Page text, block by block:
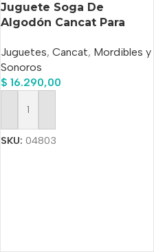
Juguete Soga De
Algodón Cancat Para
Juguetes, Cancat, Mordibles y
Sonoros
$ 16.290,00
Añadir Al Carrito
SKU: 04803